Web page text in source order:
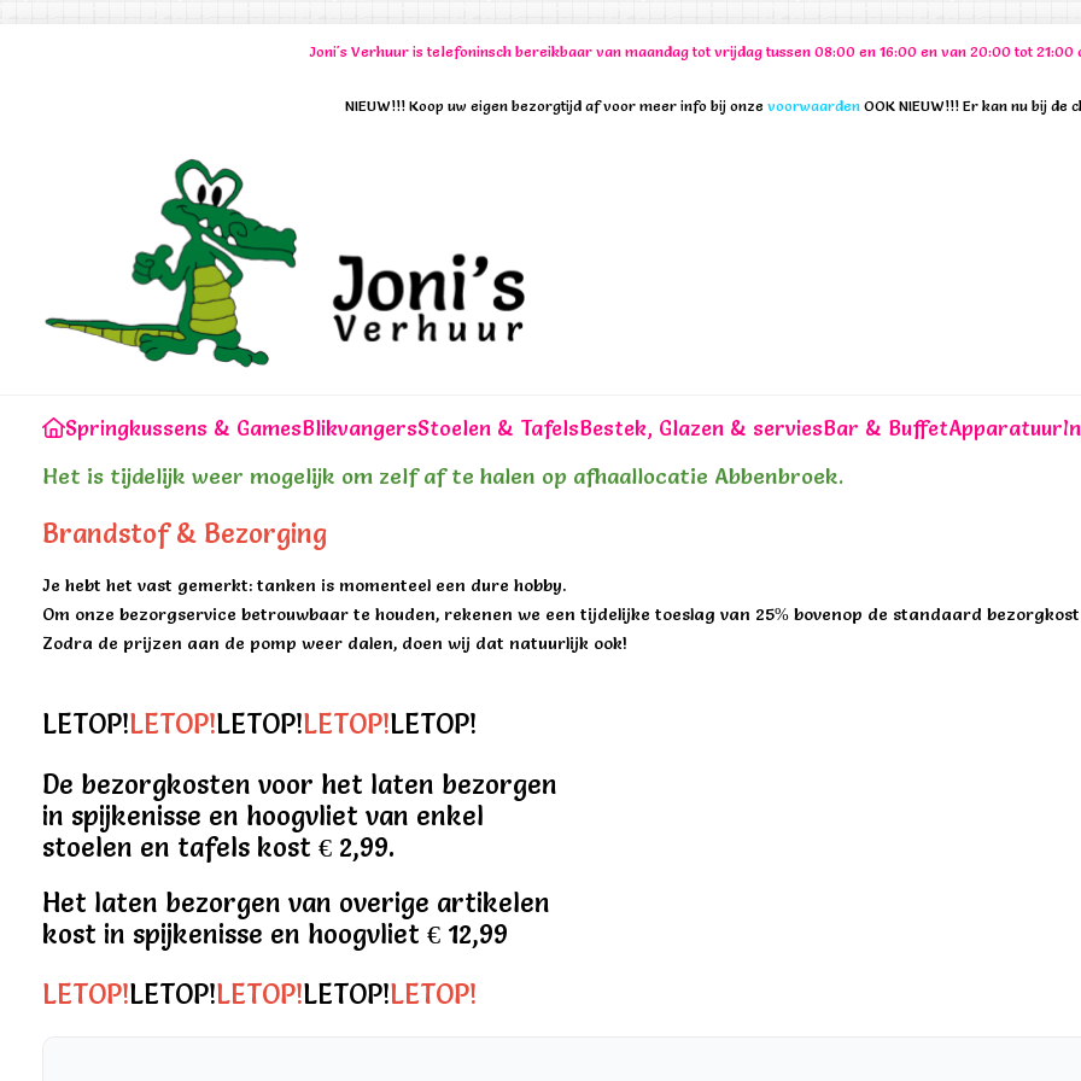
Joni's Verhuur is telefoninsch bereikbaar van maandag tot vrijdag tussen 08:00 en 16:00 en van 20:00 tot
NIEUW!!! Koop uw eigen bezorgtijd af voor meer info bij onze voorwaarden OOK NIEUW!!! Er kan nu bij de
Springkussens & GamesBlikvangersStoelen & TafelsBestek, Glazen & serviesBar & BuffetApparatuur
Het is tijdelijk weer mogelijk om zelf af te halen op afhaallocatie Abbenbroek.
Brandstof & Bezorging
Je hebt het vast gemerkt: tanken is momenteel een dure hobby.
Om onze bezorgservice betrouwbaar te houden, rekenen we een tijdelijke toeslag van 25% bovenop de standaard
Zodra de prijzen aan de pomp weer dalen, doen wij dat natuurlijk ook!
LETOP!LETOP!LETOP!LETOP!LETOP!
De bezorgkosten voor het laten bezorgen
in spijkenisse en hoogvliet van enkel
stoelen en tafels kost € 2,99.
Het laten bezorgen van overige artikelen
kost in spijkenisse en hoogvliet € 12,99
LETOP!LETOP!LETOP!LETOP!LETOP!